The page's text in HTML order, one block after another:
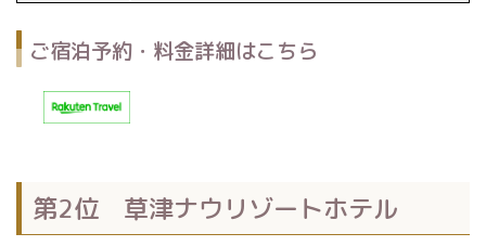
ご宿泊予約・料金詳細はこちら
第2位 草津ナウリゾートホテル